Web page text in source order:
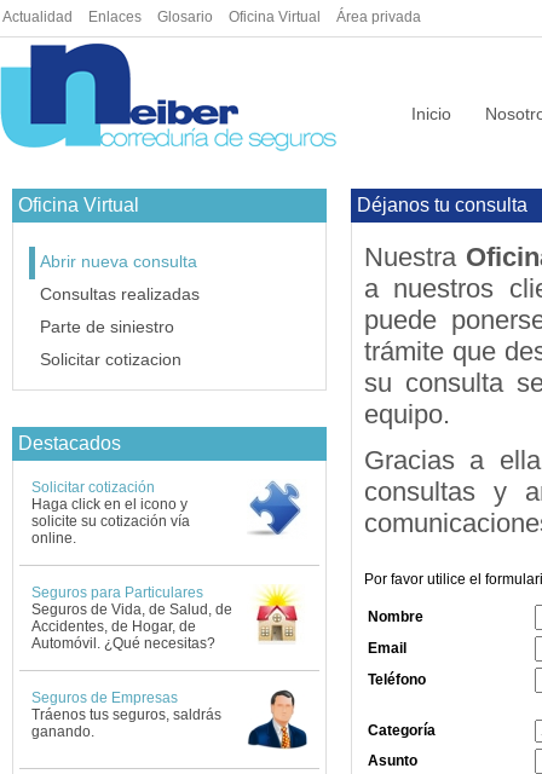
Actualidad Enlaces Glosario Oficina Virtual Área privada
Inicio
Oficina Virtual
Abrir nueva consulta
Consultas realizadas
Parte de siniestro
Solicitar cotizacion
Destacados
Solicitar cotización
Haga click en el icono y
solicite su cotización vía
online.
Seguros para Particulares
Seguros de Vida, de Salud, de
Accidentes, de Hogar, de
Automóvil. ¿Qué necesitas?
Seguros de Empresas
Tráenos tus seguros, saldrás
ganando.
Déjanos tu consulta
Nuestra
a nuestros
puede
trámite que
su consulta
equipo.
Gracias a
consultas y